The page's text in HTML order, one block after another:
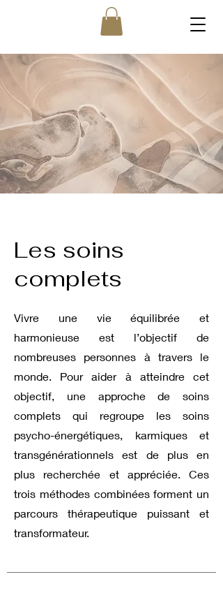
Les soins
complets
Vivre une vie équilibrée et
harmonieuse est l’objectif de
nombreuses personnes à travers le
monde. Pour aider à atteindre cet
objectif, une approche de soins
complets qui regroupe les soins
psycho-énergétiques, karmiques et
transgénérationnels est de plus en
plus recherchée et appréciée. Ces
trois méthodes combinées forment un
parcours thérapeutique puissant et
transformateur.